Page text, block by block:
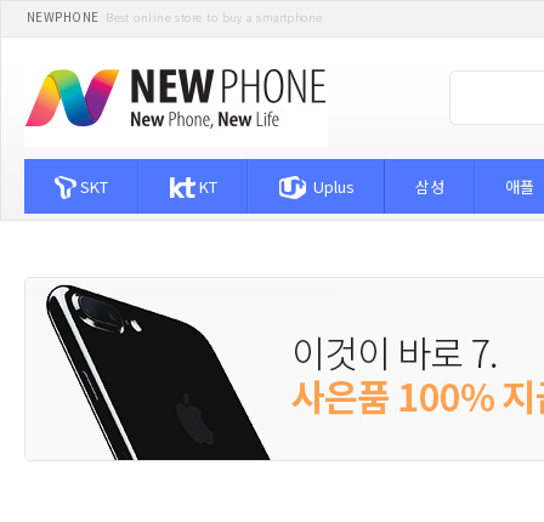
NEWPHONE Best online store to buy a smartphone
SKT KT Uplus 삼성 애플